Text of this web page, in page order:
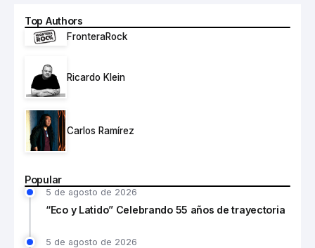
Top Authors
FronteraRock
Ricardo Klein
Carlos Ramírez
Popular
5 de agosto de 2026
“Eco y Latido” Celebrando 55 años de trayectoria
5 de agosto de 2026